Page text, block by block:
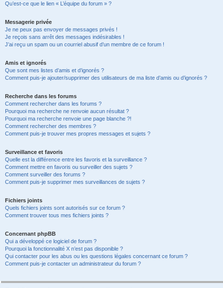
Qu’est-ce que le lien « L’équipe du forum » ?
Messagerie privée
Je ne peux pas envoyer de messages privés !
Je reçois sans arrêt des messages indésirables !
J’ai reçu un spam ou un courriel abusif d’un membre de ce forum !
Amis et ignorés
Que sont mes listes d’amis et d’ignorés ?
Comment puis-je ajouter/supprimer des utilisateurs de ma liste d’amis ou d’ignorés ?
Recherche dans les forums
Comment rechercher dans les forums ?
Pourquoi ma recherche ne renvoie aucun résultat ?
Pourquoi ma recherche renvoie une page blanche ?!
Comment rechercher des membres ?
Comment puis-je trouver mes propres messages et sujets ?
Surveillance et favoris
Quelle est la différence entre les favoris et la surveillance ?
Comment mettre en favoris ou surveiller des sujets ?
Comment surveiller des forums ?
Comment puis-je supprimer mes surveillances de sujets ?
Fichiers joints
Quels fichiers joints sont autorisés sur ce forum ?
Comment trouver tous mes fichiers joints ?
Concernant phpBB
Qui a développé ce logiciel de forum ?
Pourquoi la fonctionnalité X n’est pas disponible ?
Qui contacter pour les abus ou les questions légales concernant ce forum ?
Comment puis-je contacter un administrateur du forum ?